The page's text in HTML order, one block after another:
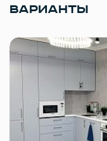
ВАРИАНТЫ